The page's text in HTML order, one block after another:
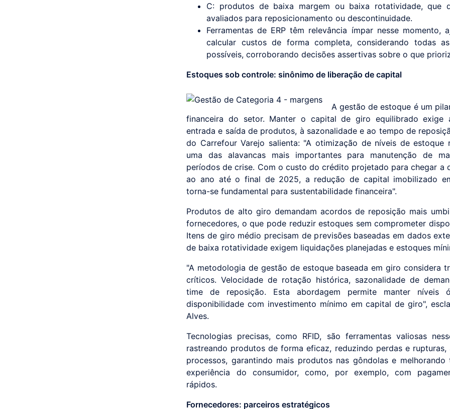
C: produtos de baixa margem ou baixa rotatividade, que
avaliados para reposicionamento ou descontinuidade.
Ferramentas de ERP têm relevância ímpar nesse momento,
calcular custos de forma completa, considerando todas
possíveis, corroborando decisões assertivas sobre o que
Estoques sob controle: sinônimo de liberação de capital
A gestão de estoque é um
financeira do setor. Manter o capital de giro equilibrado exige
entrada e saída de produtos, à sazonalidade e ao tempo de
do Carrefour Varejo salienta: "A otimização de níveis de estoque
uma das alavancas mais importantes para manutenção de
períodos de crise. Com o custo do crédito projetado para chegar a
ao ano até o final de 2025, a redução de capital imobilizado
torna-se fundamental para sustentabilidade financeira".
Produtos de alto giro demandam acordos de reposição mais
fornecedores, o que pode reduzir estoques sem comprometer
Itens de giro médio precisam de previsões baseadas em dados
de baixa rotatividade exigem liquidações planejadas e estoques
"A metodologia de gestão de estoque baseada em giro considera
críticos. Velocidade de rotação histórica, sazonalidade de
time de reposição. Esta abordagem permite manter níveis
disponibilidade com investimento mínimo em capital de giro",
Alves.
Tecnologias precisas, como RFID, são ferramentas valiosas
rastreando produtos de forma eficaz, reduzindo perdas e rupturas,
processos, garantindo mais produtos nas gôndolas e melhorando
experiência do consumidor, como, por exemplo, com
rápidos.
Fornecedores: parceiros estratégicos